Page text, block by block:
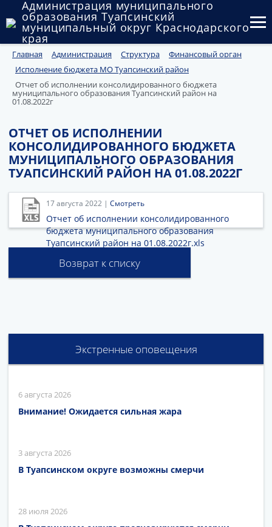
Администрация муниципального
образования Туапсинский
муниципальный округ Краснодарского
края
Округ
Администрация
Государственный и муниципальный контроль
Муниципальное имущество
Публичные слушания и общественные обсуждения
Документы
Главная Администрация Структура
Финансовый орган
Исполнение бюджета МО Туапсинский район
Отчет об исполнении консолидированного бюджета
муниципального образования Туапсинский район на
01.08.2022г
ОТЧЕТ ОБ ИСПОЛНЕНИИ
КОНСОЛИДИРОВАННОГО БЮДЖЕТА
МУНИЦИПАЛЬНОГО ОБРАЗОВАНИЯ
ТУАПСИНСКИЙ РАЙОН НА 01.08.2022Г
17 августа 2022 | Смотреть
Отчет об исполнении консолидированного
бюджета муниципального образования
Туапсинский район на 01.08.2022г.xls
Возврат к списку
Экстренные оповещения
6 августа 2026
Внимание! Ожидается сильная жара
3 августа 2026
В Туапсинском округе возможны смерчи
28 июля 2026